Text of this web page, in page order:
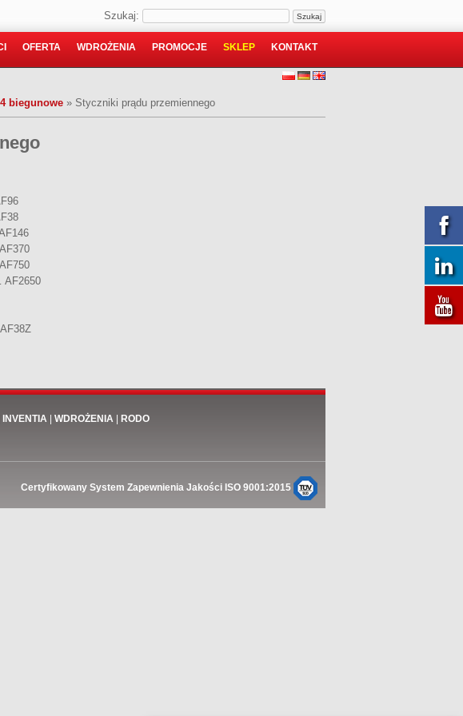
Szukaj:
OFERTA WDROŻENIA PROMOCJE SKLEP KONTAKT
biegunowe » Styczniki prądu przemiennego
AF2650
INVENTIA WDROŻENIA
RODO
Certyfikowany System Zapewnienia Jakości ISO 9001:2015